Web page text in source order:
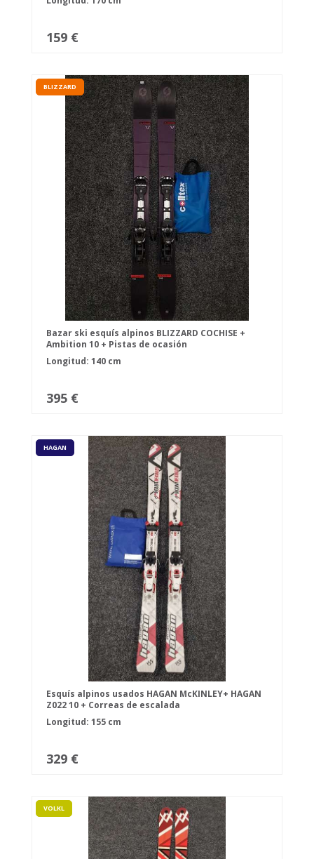
159 €
BLIZZARD
Bazar ski esquís alpinos BLIZZARD COCHISE +
Ambition 10 + Pistas de ocasión
Longitud: 140 cm
395 €
HAGAN
Esquís alpinos usados HAGAN McKINLEY+ HAGAN
Z022 10 + Correas de escalada
Longitud: 155 cm
329 €
VOLKL